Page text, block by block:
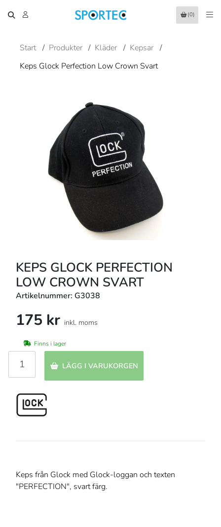
(0)
Start / Produkter / Kläder / Kepsar /
Keps Glock Perfection Low Crown Svart
KEPS GLOCK PERFECTION
LOW CROWN SVART
Artikelnummer: G3038
175 kr inkl. moms
Finns i lager
LÄGG I VARUKORGEN
Keps från Glock med Glock-loggan och texten
"PERFECTION", svart färg.